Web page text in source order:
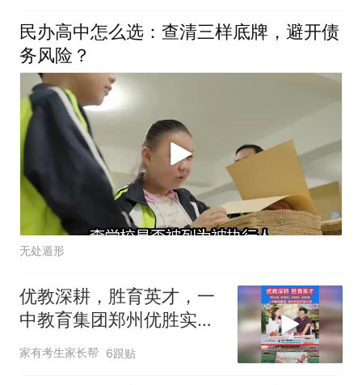
民办高中怎么选：查清三样底牌，避开债
务风险？
无处遁形
优教深耕，胜育英才，一
中教育集团郑州优胜实验
中学
家有考生家长帮 6跟贴